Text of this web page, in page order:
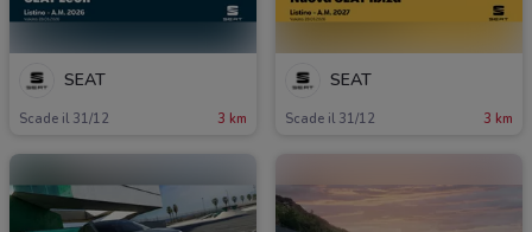
SEAT
Scade il 31/12 3 km
SEAT
Scade il 31/12 3 km